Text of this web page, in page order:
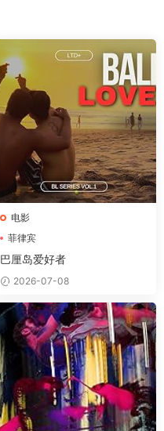
电影
菲律宾
巴厘岛爱好者
2026-07-08